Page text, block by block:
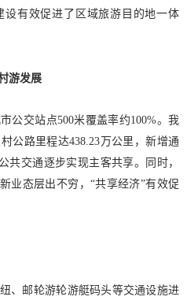
设有效促进了区域旅游目的地一体
游发展
公交站点500米覆盖率约100%。我
公路里程达438.23万公里，新增通
共交通逐步实现主客共享。同时，
业态层出不穷，“共享经济”有效促
、邮轮游轮游艇码头等交通设施进